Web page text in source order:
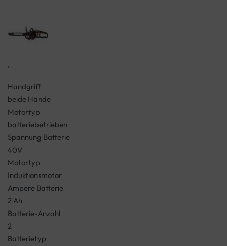
,
Handgriff
beide Hände
Motortyp
batteriebetrieben
Spannung Batterie
40V
Motortyp
Induktionsmotor
Ampere Batterie
2 Ah
Batterie-Anzahl
2
Batterietyp